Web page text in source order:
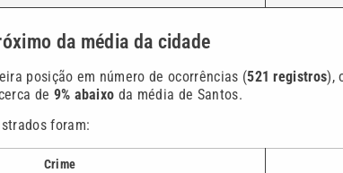
da média da cidade
posição em número de ocorrências (521 registros),
de 9% abaixo da média de Santos.
foram:
Crime